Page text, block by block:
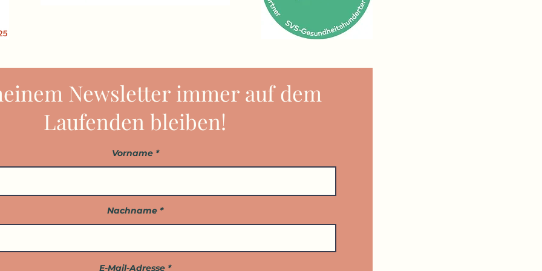
Newsletter immer auf dem
Laufenden bleiben!
Vorname
Nachname
E-Mail-Adresse